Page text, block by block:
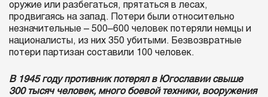
оружие или разбегаться, прятаться в лесах,
продвигаясь на запад. Потери были относительно
незначительные – 500–600 человек потеряли немцы и
националисты, из них 350 убитыми. Безвозвратные
потери партизан составили 100 человек.
В 1945 году противник потерял в Югославии свыше
300 тысяч человек, много боевой техники, вооружения